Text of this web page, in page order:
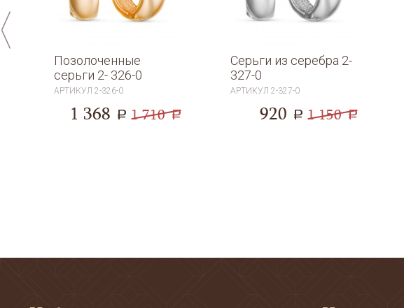
Позолоченные
серьги 2- 326-0
АРТИКУЛ 2-326-0
1 368 a 1 710 a
Серьги из серебра 2-
327-0
АРТИКУЛ 2-327-0
920 a 1 150 a